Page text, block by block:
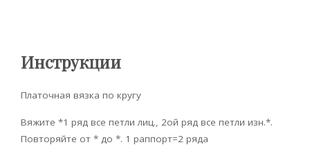
Инструкции
Платочная вязка по кругу
Вяжите *1 ряд все петли лиц., 2ой ряд все петли изн.*.
Повторяйте от * до *. 1 раппорт=2 ряда